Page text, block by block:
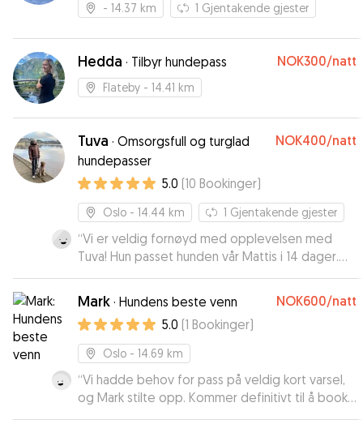
- 14.37 km 1 Gjentakende gjester
Hedda · Tilbyr hundepass NOK300/natt
Flateby - 14.41 km
Tuva · Omsorgsfull og turglad
hundepasser
NOK400/natt
5.0 (10 Bookinger)
Oslo - 14.44 km 1 Gjentakende gjester
“Vi er veldig fornøyd med opplevelsen med
Tuva! Hun passet hunden vår Mattis i 14 dager.
Veldig god kommunikasjon både før og under
oppholdet En vennlig og trygg hundepasser 🙂
Mark · Hundens beste venn NOK600/natt
5.0 (1 Bookinger)
Oslo - 14.69 km
“Vi hadde behov for pass på veldig kort varsel,
og Mark stilte opp. Kommer definitivt til å booke
igjen neste gang vi har behov for pass i